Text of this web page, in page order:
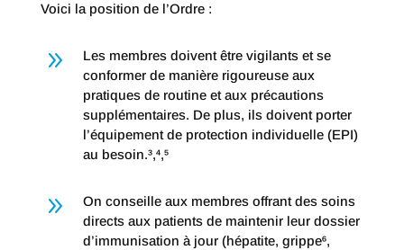
Voici la position de l’Ordre :
9
Les membres doivent être vigilants et se
conformer de manière rigoureuse aux
pratiques de routine et aux précautions
supplémentaires. De plus, ils doivent porter
l’équipement de protection individuelle (EPI)
au besoin.³,⁴,⁵
9
On conseille aux membres offrant des soins
directs aux patients de maintenir leur dossier
d’immunisation à jour (hépatite, grippe⁶,